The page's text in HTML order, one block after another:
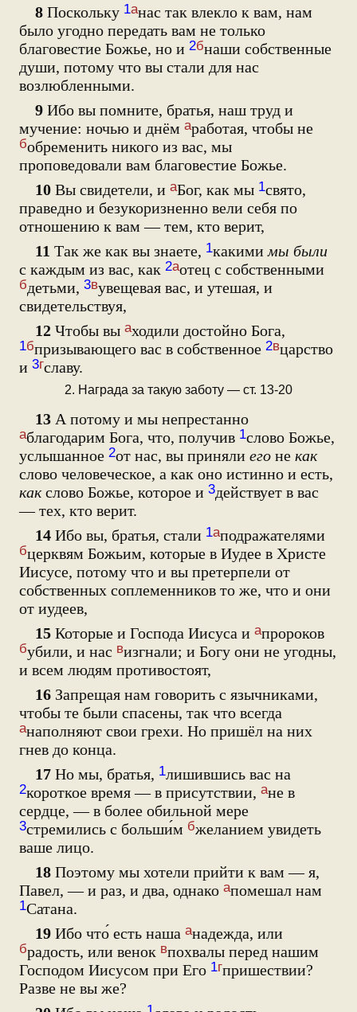
8 Поскольку 1анас так влекло к вам, нам
было угодно передать вам не только
благовестие Божье, но и 2бнаши собственные
души, потому что вы стали для нас
возлюбленными.
9 Ибо вы помните, братья, наш труд и
мучение: ночью и днём аработая, чтобы не
бобременить никого из вас, мы
проповедовали вам благовестие Божье.
10 Вы свидетели, и аБог, как мы 1свято,
праведно и безукоризненно вели себя по
отношению к вам — тем, кто верит,
11 Так же как вы знаете, 1какимимы были
с каждым из вас, как 2аотец с собственными
бдетьми, 3вувещевая вас, и утешая, и
свидетельствуя,
12 Чтобы вы аходили достойно Бога,
1бпризывающего вас в собственное 2вцарство
и 3гславу.
2. Награда за такую заботу — ст. 13-20
13 А потому и мы непрестанно
аблагодарим Бога, что, получив 1слово Божье,
услышанное 2от нас, вы приняли его не как
слово человеческое, а как оно истинно и есть,
какслово Божье, которое и 3действует в вас
— тех, кто верит.
14 Ибо вы, братья, стали 1аподражателями
бцерквям Божьим, которые в Иудее в Христе
Иисусе, потому что и вы претерпели от
собственных соплеменников то же, что и они
от иудеев,
15 Которые и Господа Иисуса и апророков
бубили, и нас визгнали; и Богу они не угодны,
и всем людям противостоят,
16 Запрещая нам говорить с язычниками,
чтобы те были спасены, так что всегда
анаполняют свои грехи. Но пришёл на них
гнев до конца.
17 Но мы, братья, 1лишившись вас на
2короткое время — в присутствии, ане в
сердце, — в более обильной мере
3стремились с больши́м бжеланием увидеть
ваше лицо.
18 Поэтому мы хотели прийти к вам — я,
Павел, — и раз, и два, однако апомешал нам
1Сатана.
19 Ибо что́ есть наша анадежда, или
брадость, или венок впохвалы перед нашим
Господом Иисусом при Его 1гпришествии?
Разве не вы же?